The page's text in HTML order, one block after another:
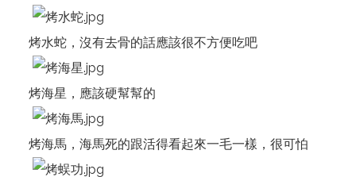
烤水蛇，沒有去骨的話應該很不方便吃吧
烤海星，應該硬幫幫的
烤海馬，海馬死的跟活得看起來一毛一樣，很可怕